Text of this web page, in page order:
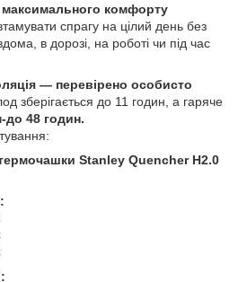
комфорту
спрагу на цілий день без
в дорозі, на роботі чи під час
— перевірено особисто
зберігається до 11 годин, а гаряче
до 48 годин.
Stanley Quencher H2.0